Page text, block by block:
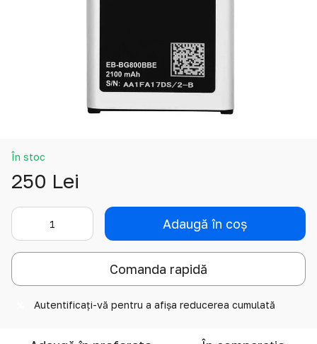
În stoc
250 Lei
Adaugă în coș
Comanda rapidă
Autentificați-vă pentru a afișa reducerea cumulată